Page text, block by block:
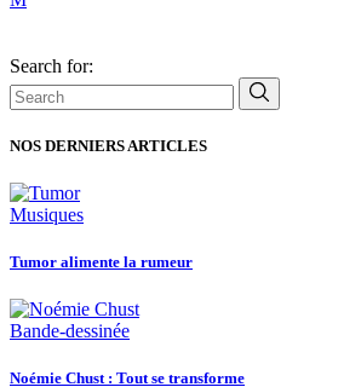
Search for:
NOS DERNIERS ARTICLES
Musiques
Tumor alimente la rumeur
Bande-dessinée
Noémie Chust : Tout se transforme